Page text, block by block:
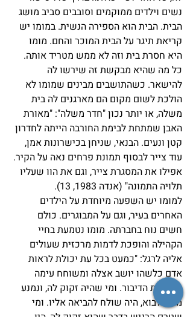
נשים וילדים ממוקמים וסובבים סביב מושג
הבית. הבית הוא הספירה הנשית. במומו יש
קריאת תיגר על הבית המוכר והחם. מומו
היא חסרת בית וזה לא ממש מטריד אותה.
כל מה שהיא מבקשת זה שירשו לה
להישאר. כשהתושבים מבינים שמומו לא
הולכת לשום מקום הם מארגנים לה בית
משלה, או יותר נכון "חדר משלה": "מאורת
האבן שמתחת לבימת החורבה הייתה לחדרון
קטן ונעים. הבנאי, שניחן בכישרונות אמן,
עוד צייר לבסוף תמונת פרחים נאה על הקיר.
אפילו את המסגרת צייר, וגם את הוו שעליו
תלויה התמונה" (אנדה 1983, 13).
למומו יש השפעה מיוחדת על הילדים
האחרים בעיר, וגם על המבוגרים. כולם
חשים נוח בחברתה. מומו נטמעת בחיי
הקהילה והופכת לדמות מרכזית שעולים
אליה לרגל: "כמעט בכל עת יכולת לראות
אדם כלשהו יושב אצלה ומשוחח עימה
בהרחבת הדיבור. ומי שהיה זקוק לה, ונמנע
ממנו לבוא, היה שולח להביאה אליו. ומי
שטרם הרגיש בדבר שהוא זקוק לה, היו